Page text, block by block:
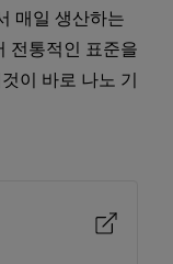
매일 생산하는
전통적인 표준을
이 바로 나노 기